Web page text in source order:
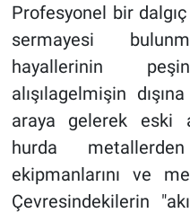
Profesyonel bir
sermayesi
hayallerinin
alışılagelmişin
araya gelerek eski
hurda
ekipmanlarını ve
Çevresindekilerin